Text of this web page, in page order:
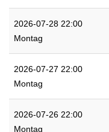
2026-07-28 22:00
Montag
2026-07-27 22:00
Montag
2026-07-26 22:00
Montag